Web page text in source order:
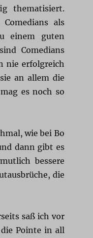
thematisiert.
als
einem guten
Comedians
nie erfolgreich
an allem die
es noch so
wie bei Bo
dann gibt es
bessere
die
saß ich vor
Pointe in all